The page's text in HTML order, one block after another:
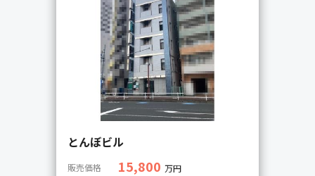
とんぼビル
販売価格 15,800 万円